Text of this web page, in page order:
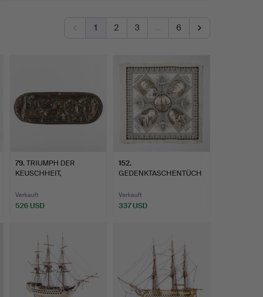
1 2 3 … 6
79. TRIUMPH DER
KEUSCHHEIT,
Verkauft
526 USD
152.
GEDENKTASCHENTÜCH
EXPEDITIO…
Verkauft
337 USD